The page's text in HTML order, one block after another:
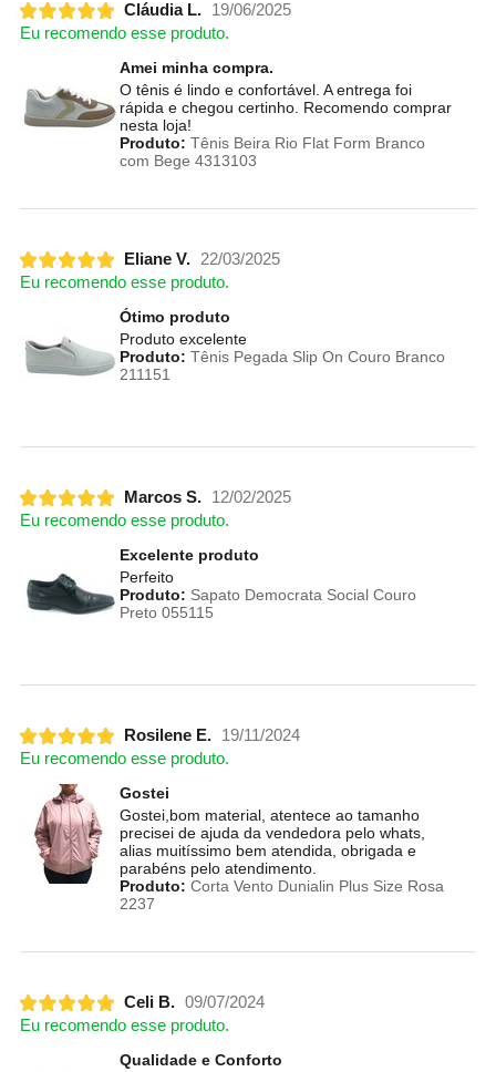
Cláudia L.
19/06/2025
Eu recomendo esse produto.
Amei minha compra.
O tênis é lindo e confortável. A entrega foi
rápida e chegou certinho. Recomendo comprar
nesta loja!
Produto: Tênis Beira Rio Flat Form Branco
com Bege 4313103
Eliane V.
22/03/2025
Eu recomendo esse produto.
Ótimo produto
Produto excelente
Produto: Tênis Pegada Slip On Couro Branco
211151
Marcos S.
12/02/2025
Eu recomendo esse produto.
Excelente produto
Perfeito
Produto: Sapato Democrata Social Couro
Preto 055115
Rosilene E.
19/11/2024
Eu recomendo esse produto.
Gostei
Gostei,bom material, atentece ao tamanho
precisei de ajuda da vendedora pelo whats,
alias muitíssimo bem atendida, obrigada e
parabéns pelo atendimento.
Produto: Corta Vento Dunialin Plus Size Rosa
2237
Celi B. 09/07/2024
Eu recomendo esse produto.
Qualidade e Conforto